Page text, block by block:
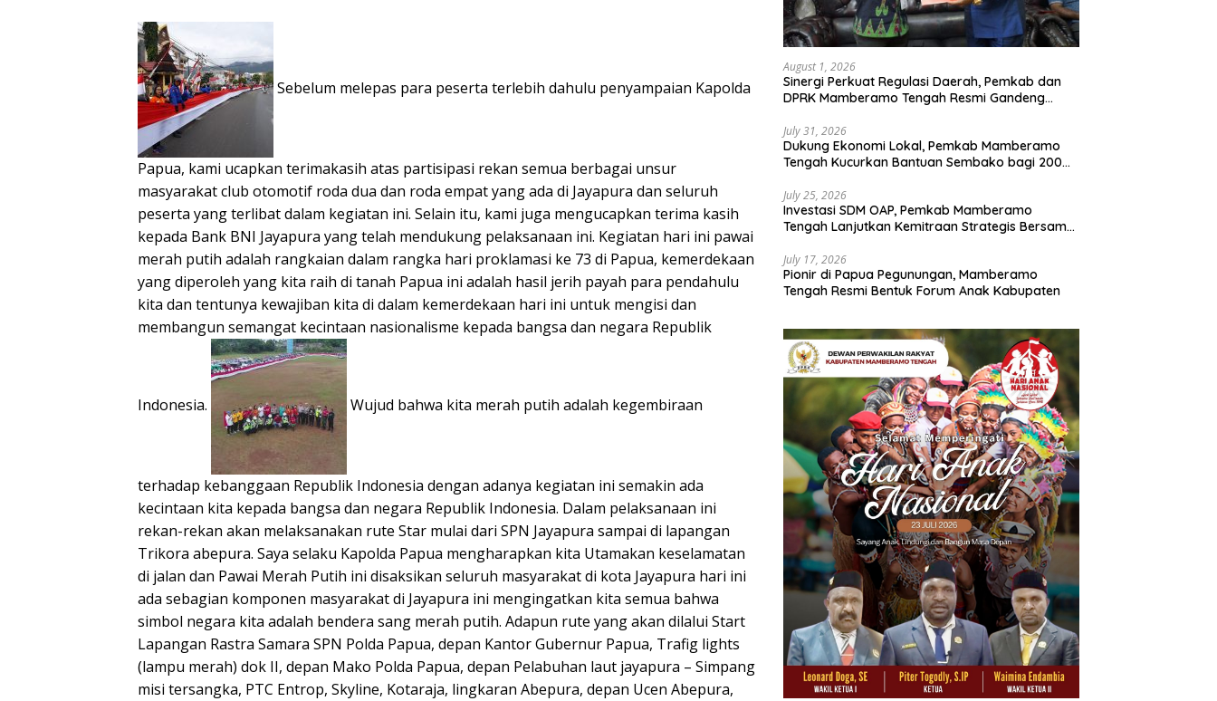
Sebelum melepas para peserta terlebih dahulu penyampaian Kapolda
Papua, kami ucapkan terimakasih atas partisipasi rekan semua berbagai unsur
masyarakat club otomotif roda dua dan roda empat yang ada di Jayapura dan seluruh
peserta yang terlibat dalam kegiatan ini. Selain itu, kami juga mengucapkan terima kasih
kepada Bank BNI Jayapura yang telah mendukung pelaksanaan ini. Kegiatan hari ini pawai
merah putih adalah rangkaian dalam rangka hari proklamasi ke 73 di Papua, kemerdekaan
yang diperoleh yang kita raih di tanah Papua ini adalah hasil jerih payah para pendahulu
kita dan tentunya kewajiban kita di dalam kemerdekaan hari ini untuk mengisi dan
membangun semangat kecintaan nasionalisme kepada bangsa dan negara Republik
Indonesia. Wujud bahwa kita merah putih adalah kegembiraan
terhadap kebanggaan Republik Indonesia dengan adanya kegiatan ini semakin ada
kecintaan kita kepada bangsa dan negara Republik Indonesia. Dalam pelaksanaan ini
rekan-rekan akan melaksanakan rute Star mulai dari SPN Jayapura sampai di lapangan
Trikora abepura. Saya selaku Kapolda Papua mengharapkan kita Utamakan keselamatan
di jalan dan Pawai Merah Putih ini disaksikan seluruh masyarakat di kota Jayapura hari ini
ada sebagian komponen masyarakat di Jayapura ini mengingatkan kita semua bahwa
simbol negara kita adalah bendera sang merah putih. Adapun rute yang akan dilalui Start
Lapangan Rastra Samara SPN Polda Papua, depan Kantor Gubernur Papua, Trafig lights
(lampu merah) dok II, depan Mako Polda Papua, depan Pelabuhan laut jayapura – Simpang
misi tersangka, PTC Entrop, Skyline, Kotaraja, lingkaran Abepura, depan Ucen Abepura,
August 1, 2026
Sinergi Perkuat Regulasi Daerah, Pemkab dan
DPRK Mamberamo Tengah Resmi Gandeng
July 31, 2026
Dukung Ekonomi Lokal, Pemkab Mamberamo
Tengah Kucurkan Bantuan Sembako bagi 200
July 25, 2026
Investasi SDM OAP, Pemkab Mamberamo
Tengah Lanjutkan Kemitraan Strategis Bersama
July 17, 2026
Pionir di Papua Pegunungan, Mamberamo
Tengah Resmi Bentuk Forum Anak Kabupaten